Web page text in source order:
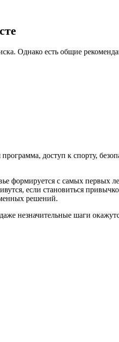
Однако есть общие
доступ к спорту,
формируется с самых первых
если становиться
решений.
незначительные шаги